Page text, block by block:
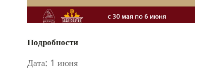
Подробности
Дата: 1 июня